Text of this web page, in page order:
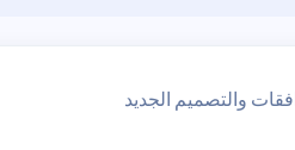
والتصميم الجديد